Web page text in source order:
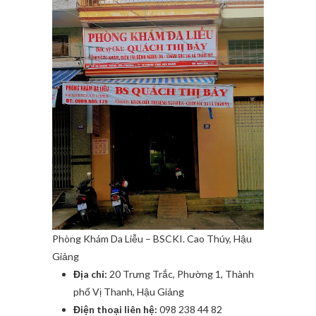
Phòng Khám Da Liễu – BSCKI. Cao Thúy, Hậu
Giảng
Địa chỉ: 20 Trưng Trắc, Phường 1, Thành
phố Vị Thanh, Hậu Giảng
Điện thoại liên hệ: 098 238 44 82